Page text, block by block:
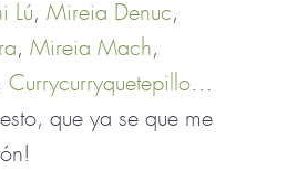
Lú, Mireia Denuc,
, Mireia Mach,
Currycurryquetepillo…
que ya se que me